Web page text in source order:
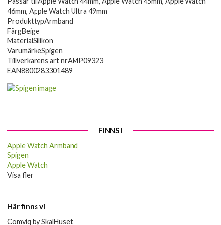
46mm, Apple Watch Ultra 49mm
ProdukttypArmband
FärgBeige
MaterialSilikon
VarumärkeSpigen
Tillverkarens art nrAMP09323
EAN8800283301489
FINNS I
Apple Watch Armband
Spigen
Apple Watch
Visa fler
Här finns vi
Comviq by SkalHuset